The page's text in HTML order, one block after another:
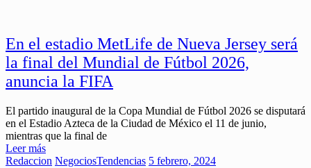
En el estadio MetLife de Nueva Jersey será
la final del Mundial de Fútbol 2026,
anuncia la FIFA
El partido inaugural de la Copa Mundial de Fútbol 2026 se disputará
en el Estadio Azteca de la Ciudad de México el 11 de junio,
mientras que la final de
Leer más
Redaccion NegociosTendencias 5 febrero, 2024